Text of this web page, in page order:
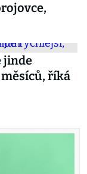
jinde
říká